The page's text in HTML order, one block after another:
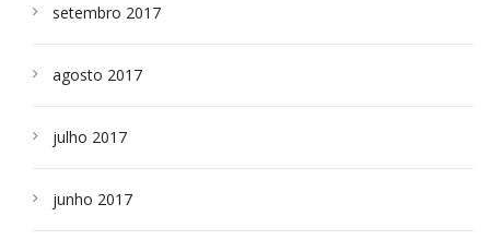
setembro 2017
agosto 2017
julho 2017
junho 2017